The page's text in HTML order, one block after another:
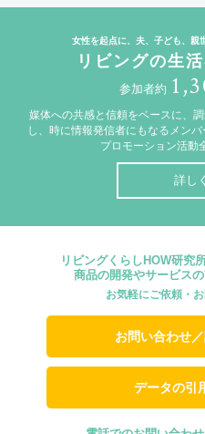
女性を起点に、夫、子ども、親
リビングの生
参加者約
媒体への共感と信頼をベースに、
し、時に情報発信者にもなるメンバ
プロモーション活動
詳し
リビングくらしHOW研究
商品の開発やサービス
お気軽にご依頼・
お問い合わせ
データの引